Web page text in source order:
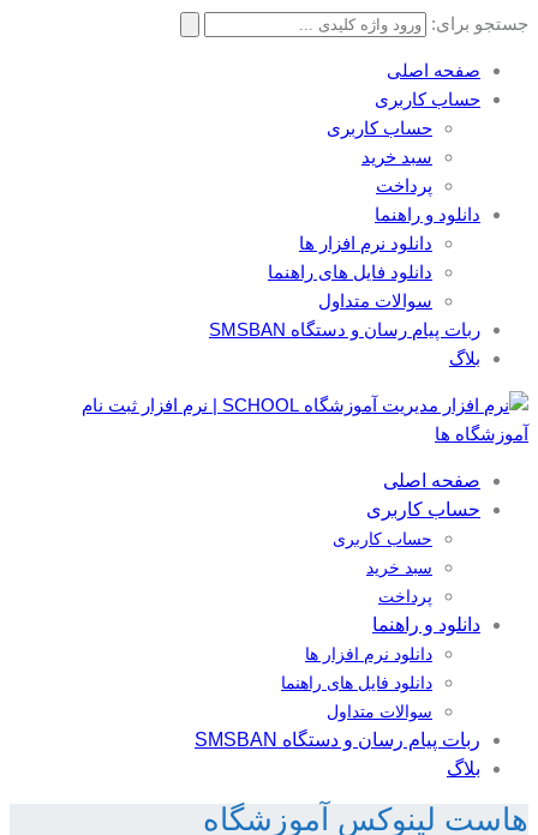
جستجو برای:
صفحه اصلی
حساب کاربری
حساب کاربری
سبد خرید
پرداخت
دانلود و راهنما
دانلود نرم افزار ها
دانلود فایل های راهنما
سوالات متداول
ربات پیام رسان و دستگاه SMSBAN
بلاگ
صفحه اصلی
حساب کاربری
حساب کاربری
سبد خرید
پرداخت
دانلود و راهنما
دانلود نرم افزار ها
دانلود فایل های راهنما
سوالات متداول
ربات پیام رسان و دستگاه SMSBAN
بلاگ
هاست لینوکس آموزشگاه